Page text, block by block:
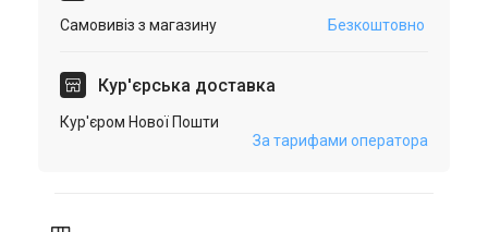
Самовивіз з магазину Безкоштовно
Кур'єрська доставка
Кур'єром Нової Пошти
За тарифами оператора